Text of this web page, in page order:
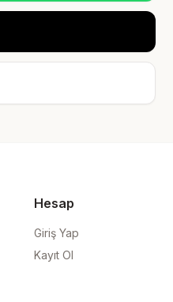
Hesap
Giriş Yap
Kayıt Ol